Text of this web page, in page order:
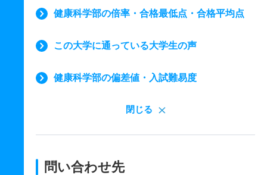
健康科学部の倍率・合格最低点・合格平均点
この大学に通っている大学生の声
健康科学部の偏差値・入試難易度
閉じる
問い合わせ先